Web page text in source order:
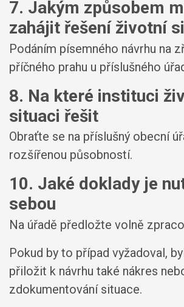
7. Jakým způsobem
zahájit řešení životní
Podáním písemného návrhu na
příčného prahu u příslušného
8. Na které instituci
situaci řešit
Obraťte se na příslušný obecní
rozšířenou působností.
10. Jaké doklady je
sebou
Na úřadě předložte volně
Pokud by to případ vyžadoval,
přiložit k návrhu také nákres
zdokumentování situace.